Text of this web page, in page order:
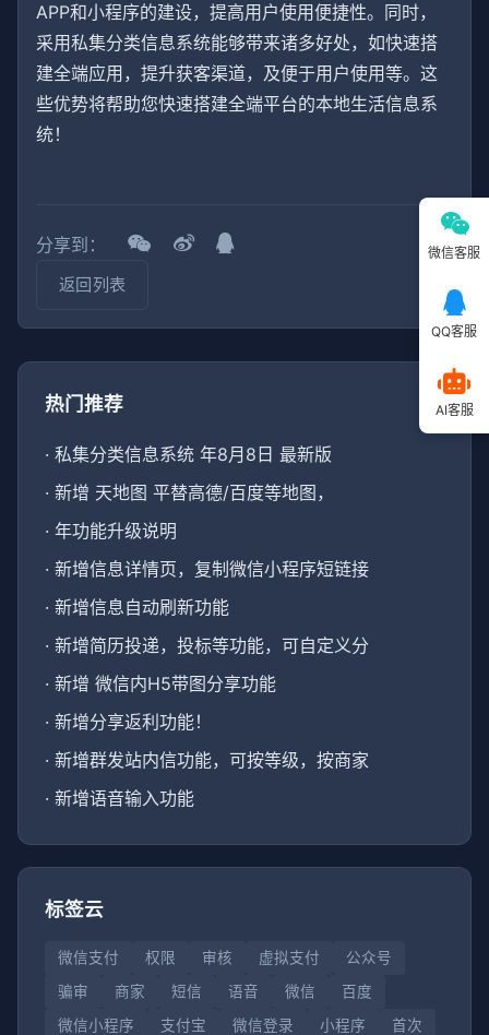
APP和小程序的建设，提高用户使用便捷性。同时，
采用私集分类信息系统能够带来诸多好处，如快速搭
建全端应用，提升获客渠道，及便于用户使用等。这
些优势将帮助您快速搭建全端平台的本地生活信息系
统！
分享到：
返回列表
热门推荐
· 私集分类信息系统 年8月8日 最新版
· 新增 天地图 平替高德/百度等地图，
· 年功能升级说明
· 新增信息详情页，复制微信小程序短链接
· 新增信息自动刷新功能
· 新增简历投递，投标等功能，可自定义分
· 新增 微信内H5带图分享功能
· 新增分享返利功能！
· 新增群发站内信功能，可按等级，按商家
· 新增语音输入功能
标签云
微信支付 权限 审核 虚拟支付
公众号
骗审
商家 短信 语音 微信
百度
微信小程序
支付宝 微信登录 小程序
首次
微信客服
QQ客服
AI客服